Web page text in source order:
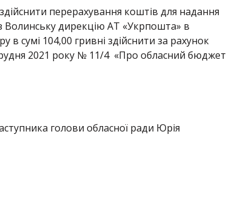
перерахування коштів для надання
Волинську дирекцію АТ «Укрпошта» в
104,00 гривні здійснити за рахунок
2021 року № 11/4 «Про обласний бюджет
голови обласної ради Юрія